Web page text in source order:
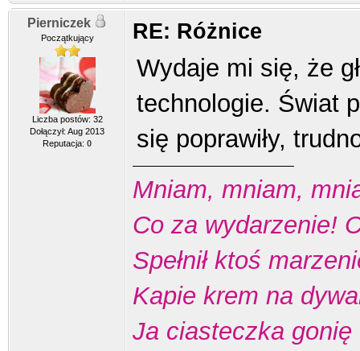
Pierniczek
Początkujący
Liczba postów: 32
Dołączył: Aug 2013
Reputacja: 0
RE: Różnice
Wydaje mi się, że
technologie. Świat
się poprawiły,
Mniam, mniam,
Co za wydarzenie!
Spełnił ktoś
Kapie krem na
Ja ciasteczka